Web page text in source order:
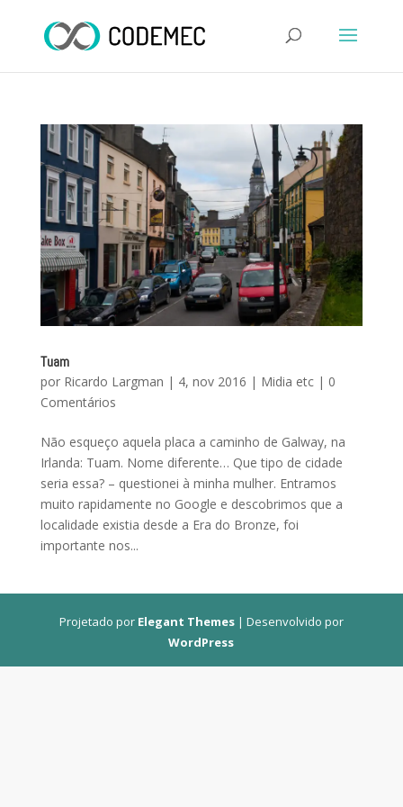
Tuam
por Ricardo Largman | 4, nov 2016 | Midia etc| 0
Comentários
Não esqueço aquela placa a caminho de Galway, na
Irlanda: Tuam. Nome diferente… Que tipo de cidade
seria essa? – questionei à minha mulher. Entramos
muito rapidamente no Google e descobrimos que a
localidade existia desde a Era do Bronze, foi
importante nos...
Projetado por Elegant Themes| Desenvolvido por
WordPress